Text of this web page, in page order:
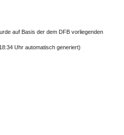
auf Basis der dem DFB vorliegenden
Uhr automatisch generiert)